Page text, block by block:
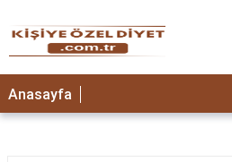
ANASAYFA
Anasayfa